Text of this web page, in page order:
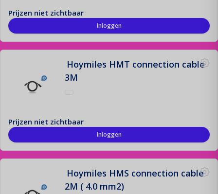
Prijzen niet zichtbaar
Inloggen
Hoymiles HMT connection cable
3M
Prijzen niet zichtbaar
Inloggen
Hoymiles HMS connection cable
2M ( 4.0 mm2)